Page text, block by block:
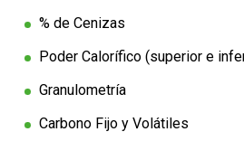
% de Cenizas
Poder Calorífico (superior e
Granulometría
Carbono Fijo y Volátiles